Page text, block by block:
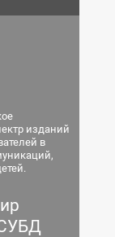
изданий
в